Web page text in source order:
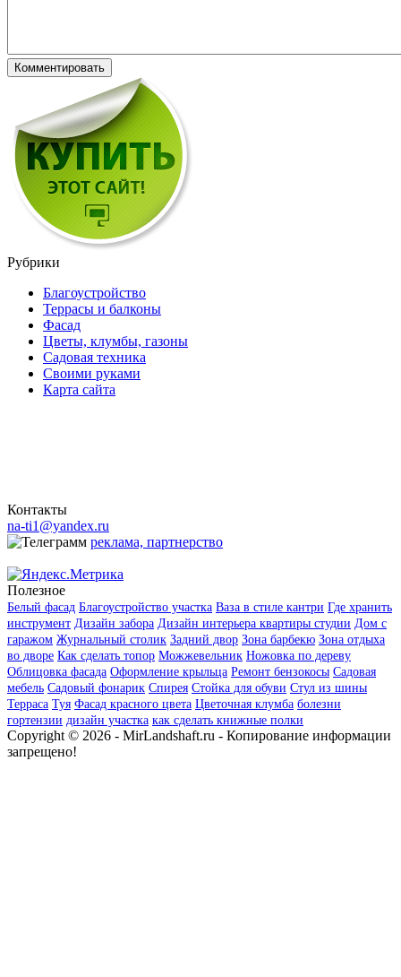
Рубрики
Благоустройство
Террасы и балконы
Фасад
Цветы, клумбы, газоны
Садовая техника
Своими руками
Карта сайта
Контакты
na-ti1@yandex.ru
реклама, партнерство
Полезное
Белый фасад Благоустройство участка Ваза в стиле кантри Где хранить
инструмент Дизайн забора Дизайн интерьера квартиры студии Дом с
гаражом Журнальный столик Задний двор Зона барбекю Зона отдыха
во дворе Как сделать топор Можжевельник Ножовка по дереву
Облицовка фасада Оформление крыльца Ремонт бензокосы Садовая
мебель Садовый фонарик Спирея Стойка для обуви Стул из шины
Терраса Туя Фасад красного цвета Цветочная клумба болезни
гортензии дизайн участка как сделать книжные полки
Copyright © 2026 - MirLandshaft.ru - Копирование информации
запрещено!